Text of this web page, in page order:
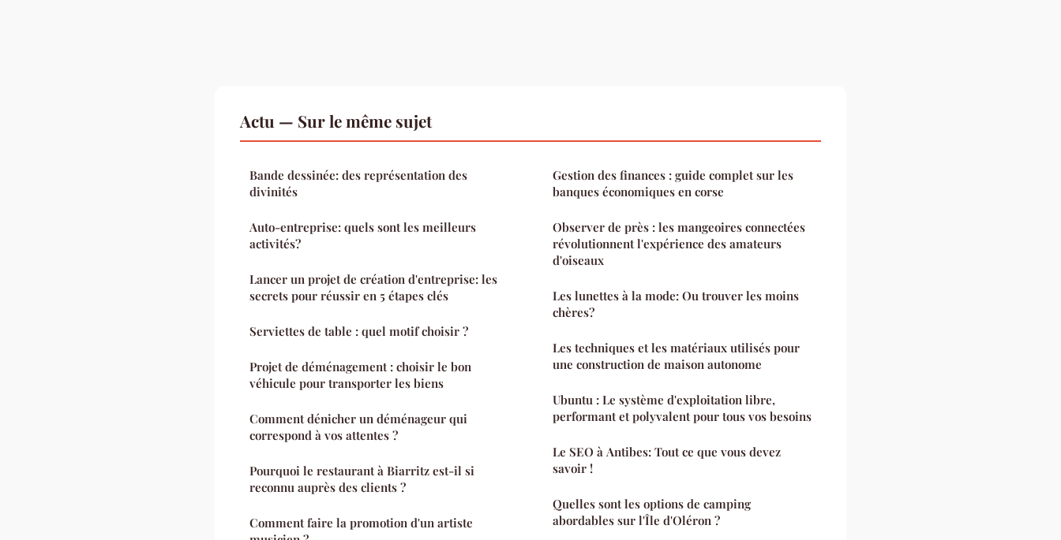
Actu — Sur le même sujet
Bande dessinée: des représentation des
divinités
Auto-entreprise: quels sont les meilleurs
activités?
Lancer un projet de création d'entreprise: les
secrets pour réussir en 5 étapes clés
Serviettes de table : quel motif choisir ?
Projet de déménagement : choisir le bon
véhicule pour transporter les biens
Comment dénicher un déménageur qui
correspond à vos attentes ?
Pourquoi le restaurant à Biarritz est-il si
reconnu auprès des clients ?
Comment faire la promotion d'un artiste
Gestion des finances : guide complet sur les
banques économiques en corse
Observer de près : les mangeoires connectées
révolutionnent l'expérience des amateurs
d'oiseaux
Les lunettes à la mode: Ou trouver les moins
chères?
Les techniques et les matériaux utilisés pour
une construction de maison autonome
Ubuntu : Le système d'exploitation libre,
performant et polyvalent pour tous vos besoins
Le SEO à Antibes: Tout ce que vous devez
savoir !
Quelles sont les options de camping
abordables sur l'Île d'Oléron ?